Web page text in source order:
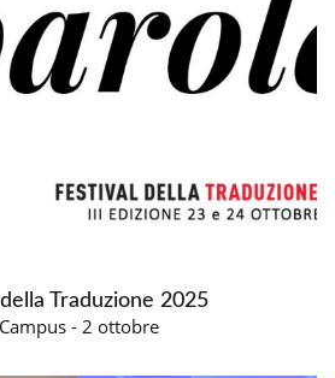
Traduzione 2025
- 2 ottobre